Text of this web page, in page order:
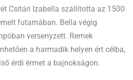
Csitári Izabella szállította az 1500
futamában. Bella végig
versenyzett. Remek
a harmadik helyen ért célba,
érdi érmet a bajnokságon.